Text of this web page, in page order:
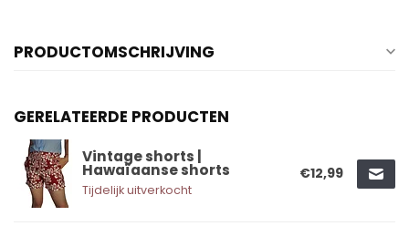
PRODUCTOMSCHRIJVING
GERELATEERDE PRODUCTEN
Vintage shorts |
Hawaïaanse shorts
Tijdelijk uitverkocht
€12,99